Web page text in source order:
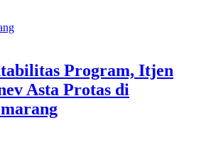
Program, Itjen
Asta Protas di